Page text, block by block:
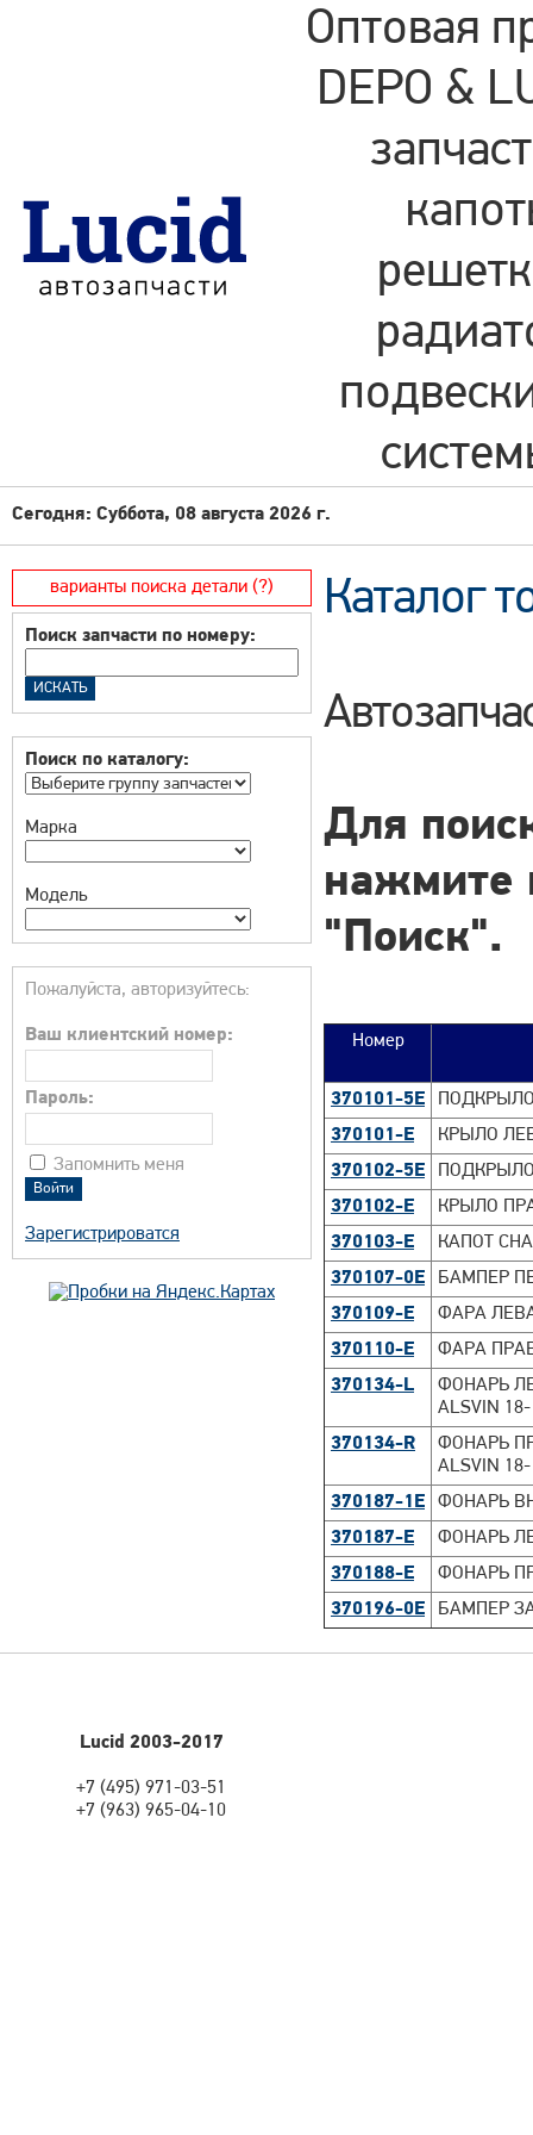
Оптовая
DEPO &
Сегодня: Суббота, 08 августа 2026 г.
варианты поиска детали (?)
Поиск запчасти по номеру:
Поиск по каталогу:
Марка
Модель
Пожалуйста, авторизуйтесь:
Ваш клиентский номер:
Пароль:
Запомнить меня
Зарегистрироватся
Каталог
Для
нажмите
"Поиск".
Номер
370101-5E
370101-E
КРЫЛО
370102-5E
370102-E
КРЫЛО
370103-E
КАПОТ
370107-0E
БАМПЕР
370109-E
ФАРА
370110-E
ФАРА
370134-L
ФОНАРЬ
ALSVIN 18-
370134-R
ФОНАРЬ
ALSVIN 18-
370187-1E
ФОНАРЬ
370187-E
ФОНАРЬ
370188-E
ФОНАРЬ
370196-0E
БАМПЕР
Lucid 2003-2017
+7 (495) 971-03-51
+7 (963) 965-04-10